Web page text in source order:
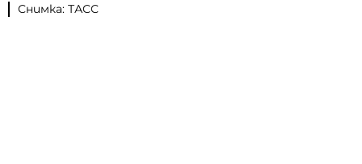
Снимка: ТАСС